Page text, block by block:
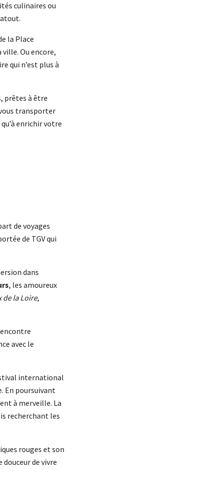
culinaires ou
la Place
Ou encore,
qui n’est plus à
prêtes à être
transporter
enrichir votre
de voyages
de TGV qui
dans
, les amoureux
de la Loire,
avec le
international
En poursuivant
à merveille. La
recherchant les
rouges et son
de vivre